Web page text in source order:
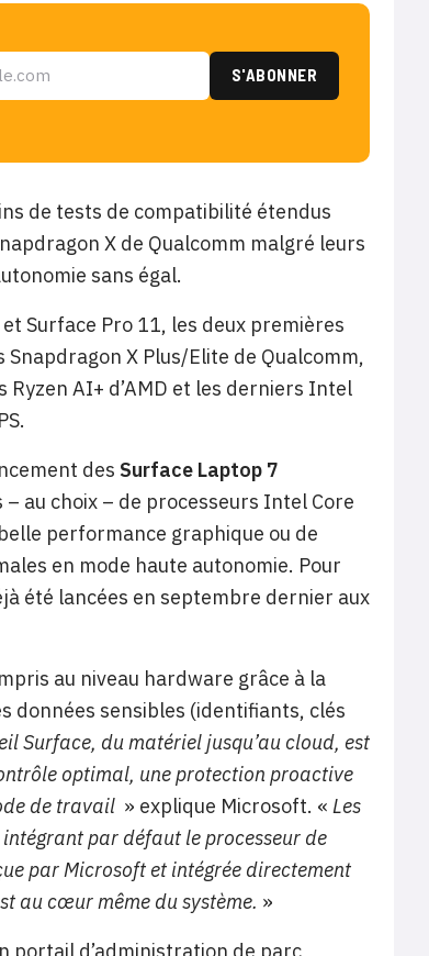
de tests de compatibilité étendus
X de Qualcomm malgré leurs
sans égal.
Surface Pro 11, les deux premières
X Plus/Elite de Qualcomm,
AI+ d’AMD et les derniers Intel
des Surface Laptop 7
– au choix – de processeurs Intel Core
performance graphique ou de
en mode haute autonomie. Pour
été lancées en septembre dernier aux
au niveau hardware grâce à la
données sensibles (identifiants, clés
Surface, du matériel jusqu’au cloud, est
optimal, une protection proactive
de travail » explique Microsoft. « Les
par défaut le processeur de
par Microsoft et intégrée directement
au cœur même du système. »